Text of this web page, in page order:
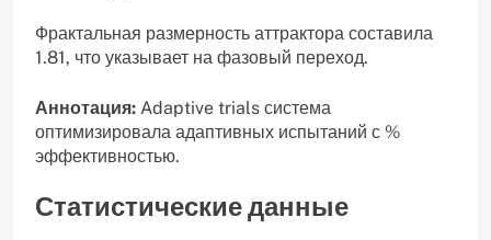
Фрактальная размерность аттрактора составила
1.81, что указывает на фазовый переход.
Аннотация: Adaptive trials система
оптимизировала адаптивных испытаний с %
эффективностью.
Статистические данные